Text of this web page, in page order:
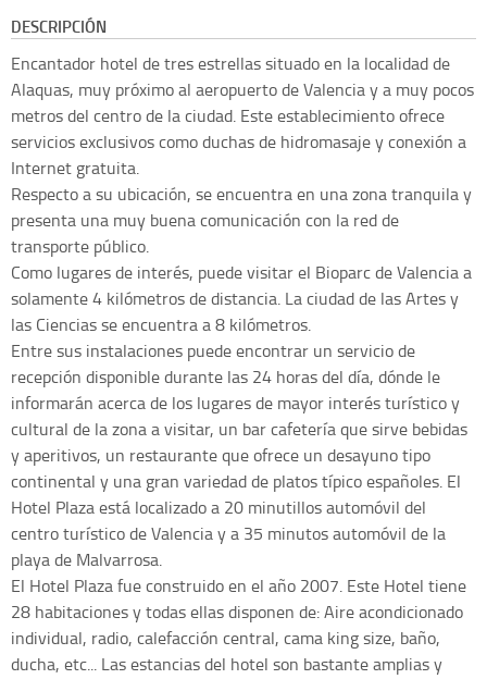
DESCRIPCIÓN
Encantador hotel de tres estrellas situado en la localidad de
Alaquas, muy próximo al aeropuerto de Valencia y a muy pocos
metros del centro de la ciudad. Este establecimiento ofrece
servicios exclusivos como duchas de hidromasaje y conexión a
Internet gratuita.
Respecto a su ubicación, se encuentra en una zona tranquila y
presenta una muy buena comunicación con la red de
transporte público.
Como lugares de interés, puede visitar el Bioparc de Valencia a
solamente 4 kilómetros de distancia. La ciudad de las Artes y
las Ciencias se encuentra a 8 kilómetros.
Entre sus instalaciones puede encontrar un servicio de
recepción disponible durante las 24 horas del día, dónde le
informarán acerca de los lugares de mayor interés turístico y
cultural de la zona a visitar, un bar cafetería que sirve bebidas
y aperitivos, un restaurante que ofrece un desayuno tipo
continental y una gran variedad de platos típico españoles. El
Hotel Plaza está localizado a 20 minutillos automóvil del
centro turístico de Valencia y a 35 minutos automóvil de la
playa de Malvarrosa.
El Hotel Plaza fue construido en el año 2007. Este Hotel tiene
28 habitaciones y todas ellas disponen de: Aire acondicionado
individual, radio, calefacción central, cama king size, baño,
ducha, etc... Las estancias del hotel son bastante amplias y